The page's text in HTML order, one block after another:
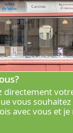
directement
vous
avec vous et
Découvrez